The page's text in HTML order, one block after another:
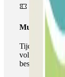
Multiparking
Tijdens uw
volledige
beschikbaar